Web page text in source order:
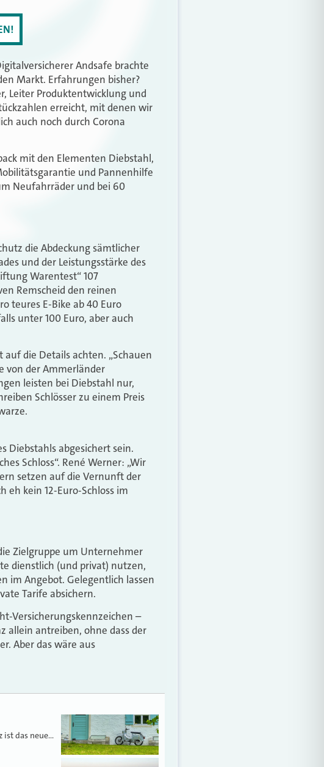
Andsafe brachte
Markt. Erfahrungen bisher?
Leiter Produktentwicklung und
erreicht, mit denen wir
auch noch durch Corona
mit den Elementen Diebstahl,
und Pannenhilfe
Neufahrräder und bei 60
die Abdeckung sämtlicher
und der Leistungsstärke des
Warentest“ 107
Remscheid den reinen
teures E-Bike ab 40 Euro
unter 100 Euro, aber auch
die Details achten. „Schauen
von der Ammerländer
leisten bei Diebstahl nur,
Schlösser zu einem Preis
Diebstahls abgesichert sein.
Schloss“. René Werner: „Wir
setzen auf die Vernunft der
eh kein 12-Euro-Schloss im
Zielgruppe um Unternehmer
dienstlich (und privat) nutzen,
im Angebot. Gelegentlich lassen
Tarife absichern.
Versicherungskennzeichen –
allein antreiben, ohne dass der
Aber das wäre aus
ist das neue…